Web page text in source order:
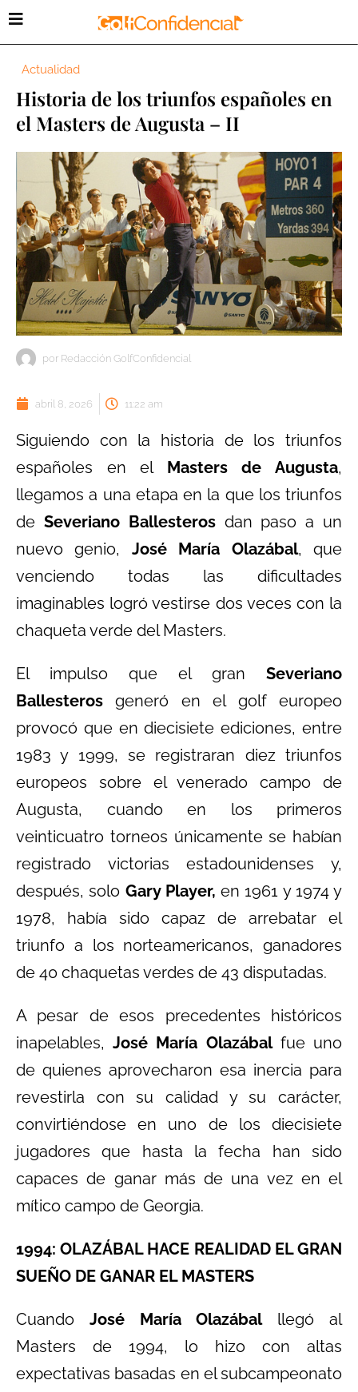
Actualidad
Historia de los triunfos españoles en
el Masters de Augusta – II
por Redacción GolfConfidencial
abril 8, 2026 11:22 am
Siguiendo con la historia de los triunfos
españoles en el Masters de Augusta,
llegamos a una etapa en la que los triunfos
de Severiano Ballesterosdan paso a un
nuevo genio, José María Olazábal, que
venciendo todas las dificultades
imaginables logró vestirse dos veces con la
chaqueta verde del Masters.
El impulso que el gran Severiano
Ballesteros generó en el golf europeo
provocó que en diecisiete ediciones, entre
1983 y 1999, se registraran diez triunfos
europeos sobre el venerado campo de
Augusta, cuando en los primeros
veinticuatro torneos únicamente se habían
registrado victorias estadounidenses y,
después, solo Gary Player, en 1961 y 1974 y
1978, había sido capaz de arrebatar el
triunfo a los norteamericanos, ganadores
de 40 chaquetas verdes de 43 disputadas.
A pesar de esos precedentes históricos
inapelables,José María Olazábalfue uno
de quienes aprovecharon esa inercia para
revestirla con su calidad y su carácter,
convirtiéndose en uno de los diecisiete
jugadores que hasta la fecha han sido
capaces de ganar más de una vez en el
mítico campo de Georgia.
1994: OLAZÁBAL HACE REALIDAD EL GRAN
SUEÑO DE GANAR EL MASTERS
Cuando José María Olazáballlegó al
Masters de 1994, lo hizo con altas
expectativas basadas en el subcampeonato